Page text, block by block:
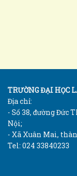
TRƯỜNG ĐẠI HỌC
Địa chỉ:
- Số 38, đường Đức
Nội;
- Xã Xuân Mai,
Tel: 024 33840233